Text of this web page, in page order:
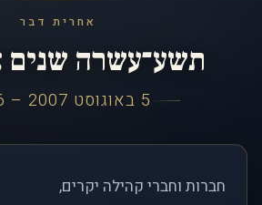
אחרית דבר
תשע־עשרה שנים
5 באוגוסט 2007 – 2026
חברות וחברי קהילה יקרים,